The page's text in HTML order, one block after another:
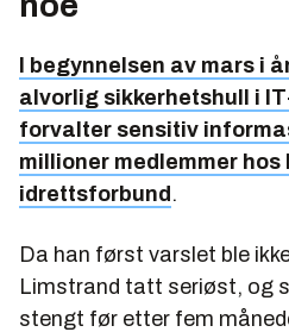
I begynnelsen av mars i
alvorlig sikkerhetshull i
forvalter sensitiv
millioner medlemmer hos
idrettsforbund.
Da han først varslet ble
Limstrand tatt seriøst, og
stengt før etter fem